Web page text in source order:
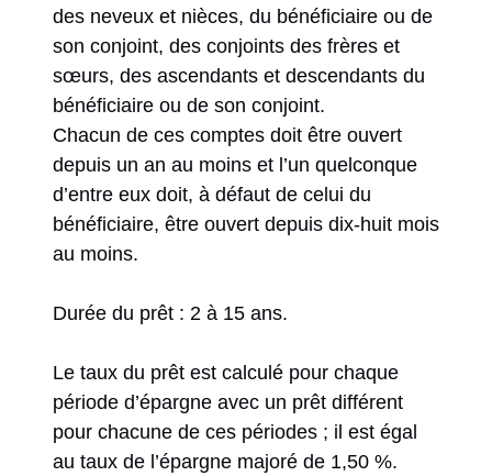
des neveux et nièces, du bénéficiaire ou de
son conjoint, des conjoints des frères et
sœurs, des ascendants et descendants du
bénéficiaire ou de son conjoint.
Chacun de ces comptes doit être ouvert
depuis un an au moins et l’un quelconque
d’entre eux doit, à défaut de celui du
bénéficiaire, être ouvert depuis dix-huit mois
au moins.
Durée du prêt : 2 à 15 ans.
Le taux du prêt est calculé pour chaque
période d’épargne avec un prêt différent
pour chacune de ces périodes ; il est égal
au taux de l’épargne majoré de 1,50 %.